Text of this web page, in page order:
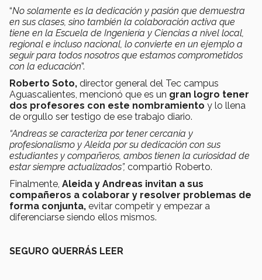
“No solamente es la dedicación y pasión que demuestra
en sus clases, sino también la colaboración activa que
tiene en la Escuela de Ingeniería y Ciencias a nivel local,
regional e incluso nacional, lo convierte en un ejemplo a
seguir para todos nosotros que estamos comprometidos
con la educación”.
Roberto Soto, director general del Tec campus
Aguascalientes, mencionó que es un gran logro tener
dos profesores con este nombramiento y lo llena
de orgullo ser testigo de ese trabajo diario.
“Andreas se caracteriza por tener cercanía y
profesionalismo y Aleida por su dedicación con sus
estudiantes y compañeros, ambos tienen la curiosidad de
estar siempre actualizados”, compartió Roberto.
Finalmente, Aleida y Andreas invitan a sus
compañeros a colaborar y resolver problemas de
forma conjunta, evitar competir y empezar a
diferenciarse siendo ellos mismos.
SEGURO QUERRÁS LEER